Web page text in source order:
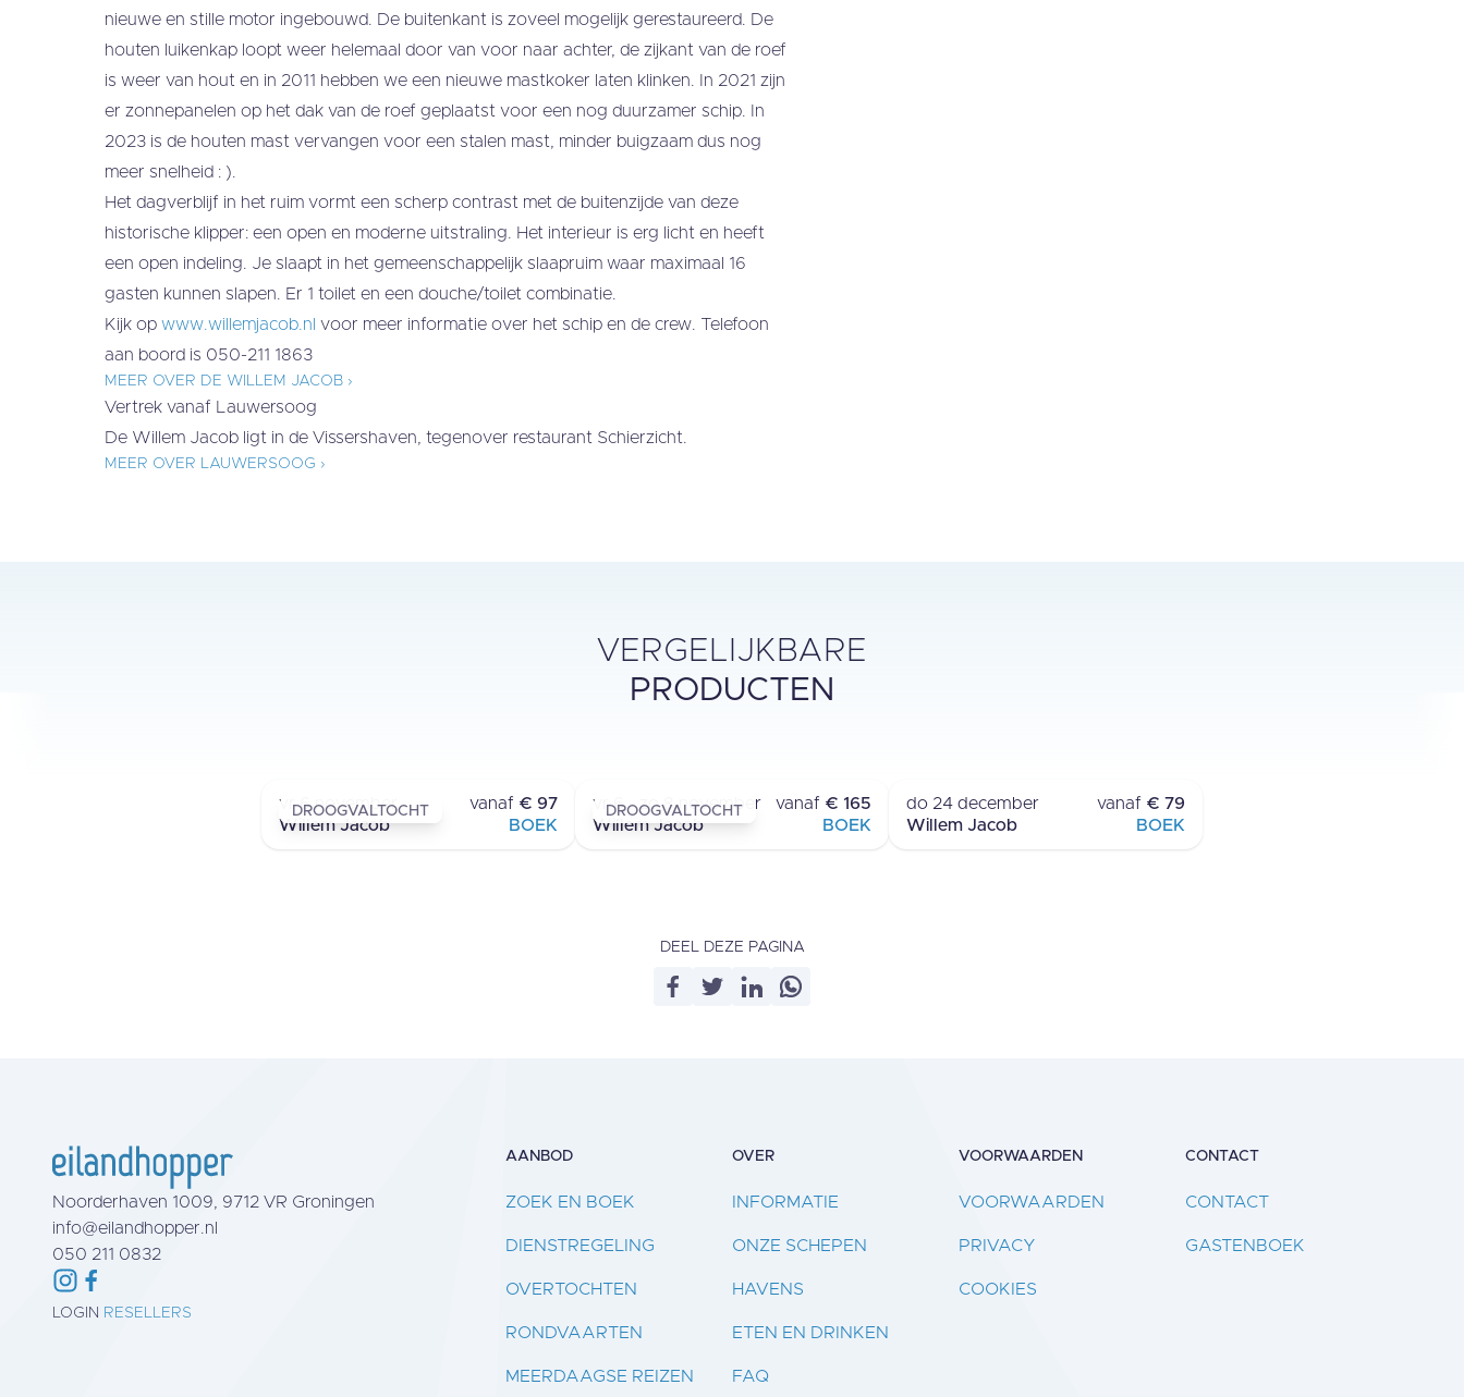
nieuwe en stille motor ingebouwd. De buitenkant is zoveel mogelijk gerestaureerd. De
houten luikenkap loopt weer helemaal door van voor naar achter, de zijkant van de roef
is weer van hout en in 2011 hebben we een nieuwe mastkoker laten klinken. In 2021 zijn
er zonnepanelen op het dak van de roef geplaatst voor een nog duurzamer schip. In
2023 is de houten mast vervangen voor een stalen mast, minder buigzaam dus nog
meer snelheid : ).
Het dagverblijf in het ruim vormt een scherp contrast met de buitenzijde van deze
historische klipper: een open en moderne uitstraling. Het interieur is erg licht en heeft
een open indeling. Je slaapt in het gemeenschappelijk slaapruim waar maximaal 16
gasten kunnen slapen. Er 1 toilet en een douche/toilet combinatie.
Kijk op www.willemjacob.nl voor meer informatie over het schip en de crew. Telefoon
aan boord is 050-211 1863
MEER OVER DE WILLEM JACOB ›
Vertrek vanaf Lauwersoog
De Willem Jacob ligt in de Vissershaven, tegenover restaurant Schierzicht.
MEER OVER LAUWERSOOG ›
VERGELIJKBARE
PRODUCTEN
vr 6 november vanaf € 97
Willem Jacob
BOEK
DROOGVALTOCHT vr 6 - zo 8 november vanaf € 165
Willem Jacob
BOEK
DROOGVALTOCHT do 24 december vanaf € 79
Willem Jacob
BOEK
DEEL DEZE PAGINA
Noorderhaven 1009, 9712 VR Groningen
info@eilandhopper.nl
050 211 0832
LOGIN RESELLERS
AANBOD
ZOEK EN BOEK
DIENSTREGELING
OVERTOCHTEN
RONDVAARTEN
MEERDAAGSE REIZEN
OVER
INFORMATIE
ONZE SCHEPEN
HAVENS
ETEN EN DRINKEN
FAQ
VOORWAARDEN
VOORWAARDEN
PRIVACY
COOKIES
CONTACT
CONTACT
GASTENBOEK